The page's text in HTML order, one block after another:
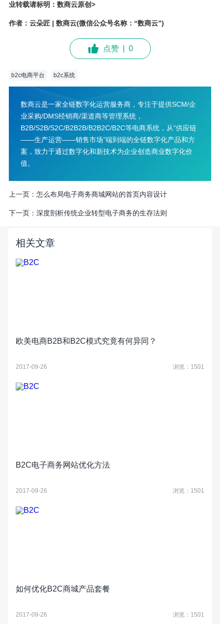
业转载请标明：数商云原创>
作者：云朵匠 | 数商云(微信公众号名称：“数商云”)
点赞 0
b2c电商平台 b2c系统
数商云是一家全链数字化运营服务商，专注于提供SCM/企
业采购/DMS经销商/渠道商等管理系统，
B2B/S2B/S2C/B2B2B/B2B2C/B2C等电商系统，从“供应链
——生产运营——销售市场”端到端的全链数字化产品和方
案，致力于通过数字化和新技术为企业创造商业数字化价
值。
上一页： 怎么布局电子商务商城网站的首页内容设计
下一页： 深度剖析传统企业转型电子商务的生存法则
相关文章
欧美电商B2B和B2C模式究竟有何异同？
2017-09-26 浏览：1501
B2C电子商务网站优化方法
2017-09-26 浏览：1501
如何优化B2C商城产品套餐
2017-09-26 浏览：1501